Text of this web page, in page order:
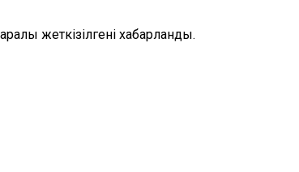
жеткізілгені хабарланды.